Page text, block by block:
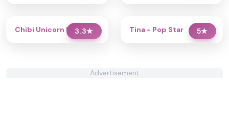
3.3★
Chibi Unicorn Dress Up 5★
Tina - Pop Star
Advertisement